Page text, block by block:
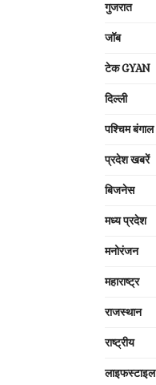
गुजरात
जॉब
टेक GYAN
दिल्ली
पश्चिम बंगाल
प्रदेश खबरें
बिजनेस
मध्य प्रदेश
मनोरंजन
महाराष्ट्र
राजस्थान
राष्ट्रीय
लाइफस्टाइल